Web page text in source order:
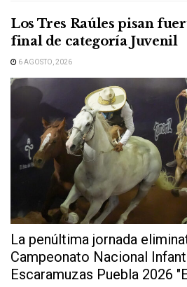
Los Tres Raúles pisan
final de categoría Juvenil
6 AGOSTO, 2026
La penúltima jornada
Campeonato Nacional
Escaramuzas Puebla 2026